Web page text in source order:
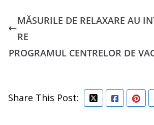
MĂSURILE DE RELAXARE AU
RE
PROGRAMUL CENTRELOR DE
Share This Post: